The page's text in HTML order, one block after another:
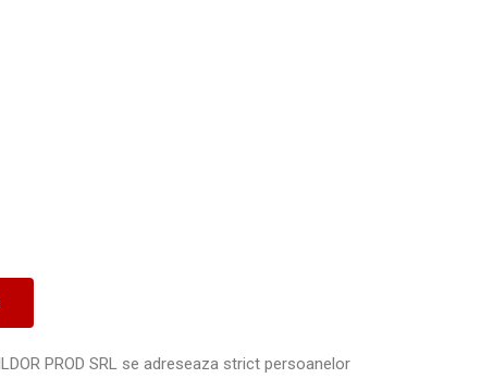
PROD SRL se adreseaza strict persoanelor